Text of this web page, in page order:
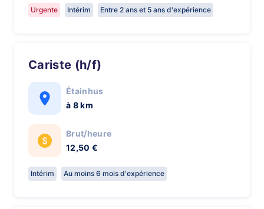
Urgente Intérim Entre 2 ans et 5 ans d'expérience
Cariste (h/f)
Étainhus
à 8 km
Brut/heure
12,50 €
Intérim Au moins 6 mois d'expérience